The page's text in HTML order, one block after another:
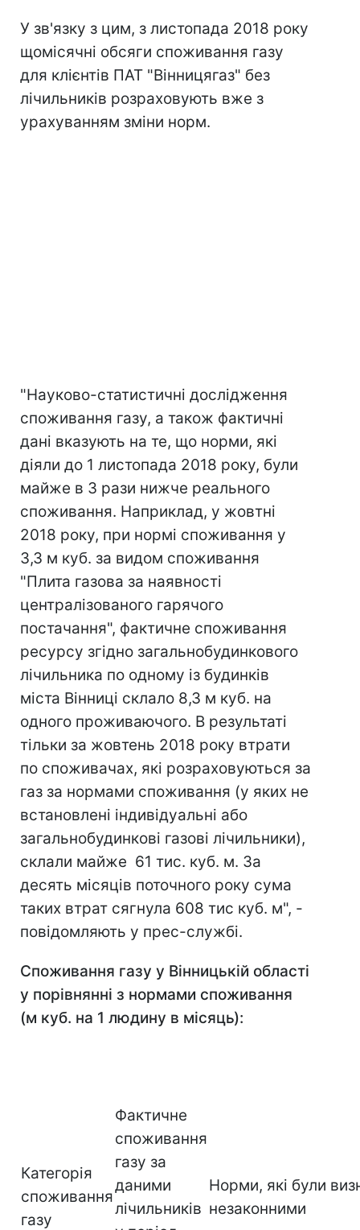
У зв'язку з цим, з листопада 2018 року
щомісячні обсяги споживання газу
для клієнтів ПАТ "Вінницягаз" без
лічильників розраховують вже з
урахуванням зміни норм.
"Науково-статистичні дослідження
споживання газу, а також фактичні
дані вказують на те, що норми, які
діяли до 1 листопада 2018 року, були
майже в 3 рази нижче реального
споживання. Наприклад, у жовтні
2018 року, при нормі споживання у
3,3 м куб. за видом споживання
"Плита газова за наявності
централізованого гарячого
постачання", фактичне споживання
ресурсу згідно загальнобудинкового
лічильника по одному із будинків
міста Вінниці склало 8,3 м куб. на
одного проживаючого. В результаті
тільки за жовтень 2018 року втрати
по споживачах, які розраховуються за
газ за нормами споживання (у яких не
встановлені індивідуальні або
загальнобудинкові газові лічильники),
склали майже 61 тис. куб. м. За
десять місяців поточного року сума
таких втрат сягнула 608 тис куб. м", -
повідомляють у прес-службі.
Споживання газу у Вінницькій області
у порівнянні з нормами споживання
(м куб. на 1 людину в місяць):
Категорія
споживання
газу
Фактичне
споживання
газу за
даними
лічильників
Норми, які були
незаконними